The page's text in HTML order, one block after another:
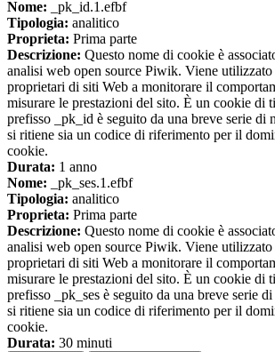
Nome: _pk_id.1.efbf
Tipologia: analitico
Proprieta: Prima parte
Descrizione: Questo nome di cookie è
analisi web open source Piwik. Viene utilizzato
proprietari di siti Web a monitorare il
misurare le prestazioni del sito. È un cookie di
prefisso _pk_id è seguito da una breve serie di
si ritiene sia un codice di riferimento per il
cookie.
Durata: 1 anno
Nome: _pk_ses.1.efbf
Tipologia: analitico
Proprieta: Prima parte
Descrizione: Questo nome di cookie è
analisi web open source Piwik. Viene utilizzato
proprietari di siti Web a monitorare il
misurare le prestazioni del sito. È un cookie di
prefisso _pk_ses è seguito da una breve serie
si ritiene sia un codice di riferimento per il
cookie.
Durata: 30 minuti